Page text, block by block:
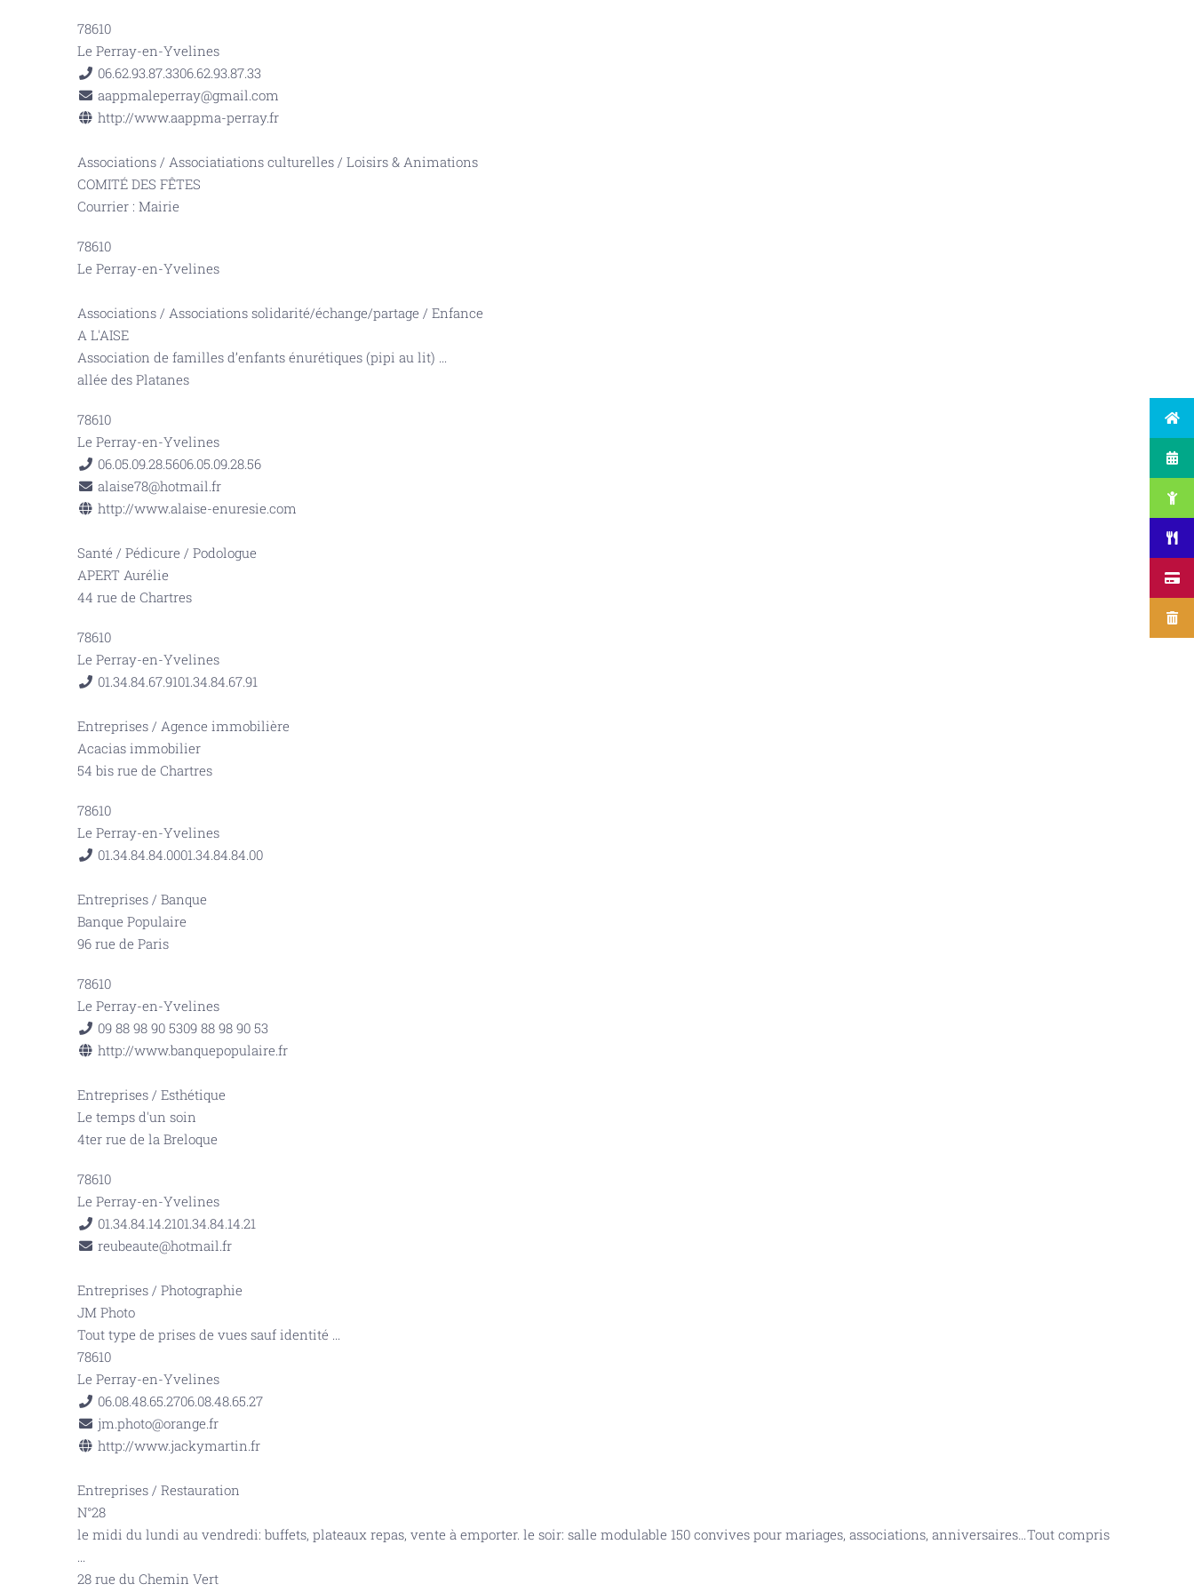
78610
Le Perray-en-Yvelines
06.62.93.87.3306.62.93.87.33
aappmaleperray@gmail.com
http://www.aappma-perray.fr
Associations / Associatiations culturelles / Loisirs & Animations
COMITÉ DES FÊTES
Courrier : Mairie
78610
Le Perray-en-Yvelines
Associations / Associations solidarité/échange/partage / Enfance
A L'AISE
Association de familles d’enfants énurétiques (pipi au lit) ...
allée des Platanes
78610
Le Perray-en-Yvelines
06.05.09.28.5606.05.09.28.56
alaise78@hotmail.fr
http://www.alaise-enuresie.com
Santé / Pédicure / Podologue
APERT Aurélie
44 rue de Chartres
78610
Le Perray-en-Yvelines
01.34.84.67.9101.34.84.67.91
Entreprises / Agence immobilière
Acacias immobilier
54 bis rue de Chartres
78610
Le Perray-en-Yvelines
01.34.84.84.0001.34.84.84.00
Entreprises / Banque
Banque Populaire
96 rue de Paris
78610
Le Perray-en-Yvelines
09 88 98 90 5309 88 98 90 53
http://www.banquepopulaire.fr
Entreprises / Esthétique
Le temps d'un soin
4ter rue de la Breloque
78610
Le Perray-en-Yvelines
01.34.84.14.2101.34.84.14.21
reubeaute@hotmail.fr
Entreprises / Photographie
JM Photo
Tout type de prises de vues sauf identité ...
78610
Le Perray-en-Yvelines
06.08.48.65.2706.08.48.65.27
jm.photo@orange.fr
http://www.jackymartin.fr
Entreprises / Restauration
N°28
le midi du lundi au vendredi: buffets, plateaux repas, vente à emporter. le soir: salle modulable 150 convives pour mariages, associations, anniversaires…Tout compris
...
28 rue du Chemin Vert